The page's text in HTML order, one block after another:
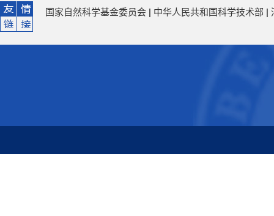
国家自然科学基金委员会 | 中华人民共和国科学技术部 |